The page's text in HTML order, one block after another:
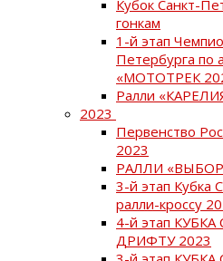
Кубок Санкт-
гонкам
1-й этап
Петербурга
«МОТОТРЕК
Ралли
2023
Первенство
2023
РАЛЛИ
3-й этап Кубка
ралли-кроссу
4-й этап
ДРИФТУ 2023